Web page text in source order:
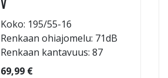
V
Koko: 195/55-16
Renkaan ohiajomelu: 71dB
Renkaan kantavuus: 87
69,99 €